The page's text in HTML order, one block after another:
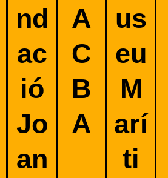
nd
ac
ió
Jo
an
A
C
B
A
us
eu
M
arí
ti